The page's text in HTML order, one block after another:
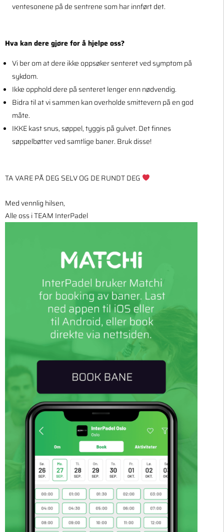
ventesonene på de sentrene som har innført det.
Hva kan dere gjøre for å hjelpe oss?
Vi ber om at dere ikke oppsøker senteret ved symptom på
sykdom.
Ikke opphold dere på senteret lenger enn nødvendig.
Bidra til at vi sammen kan overholde smittevern på en god
måte.
IKKE kast snus, søppel, tyggis på gulvet. Det finnes
søppelbøtter ved samtlige baner. Bruk disse!
TA VARE PÅ DEG SELV OG DE RUNDT DEG
Med vennlig hilsen,
Alle oss i TEAM InterPadel